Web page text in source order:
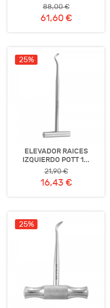
88,00 €
61,60 €
25%
ELEVADOR RAICES
IZQUIERDO POTT 1...
21,90 €
16,43 €
25%